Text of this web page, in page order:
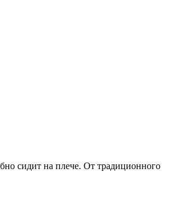
сидит на плече. От традиционного